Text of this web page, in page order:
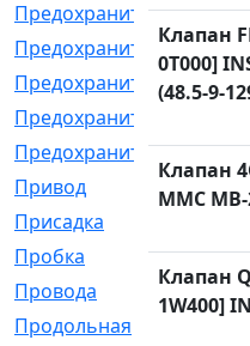
Предохранитель
[32]
Предохранитель_б
[18]
Предохранитель_м
[21]
Предохранитель_фл.
Предохранительная
[2]
Привод
[198]
Присадка
Пробка
[1]
Провода
[231]
Продольная
Клапан
0T000]
(48.5-9-
Клапан
MMC
Клапан
1W400]